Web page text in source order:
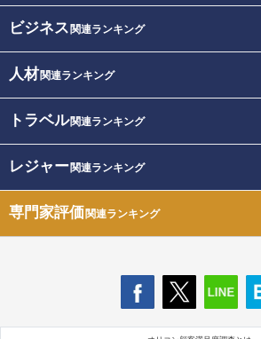
ビジネス 関連ランキング
人材関連ランキング
トラベル関連ランキング
レジャー関連ランキング
専門家評価関連ランキング